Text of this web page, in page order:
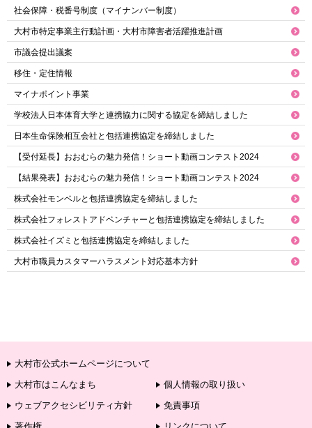
社会保障・税番号制度（マイナンバー制度）
大村市特定事業主行動計画・大村市障害者活躍推進計画
市議会提出議案
移住・定住情報
マイナポイント事業
学校法人日本体育大学と連携協力に関する協定を締結しました
日本生命保険相互会社と包括連携協定を締結しました
【受付延長】おおむらの魅力発信！ショート動画コンテスト2024
【結果発表】おおむらの魅力発信！ショート動画コンテスト2024
株式会社モンベルと包括連携協定を締結しました
株式会社フォレストアドベンチャーと包括連携協定を締結しました
株式会社イズミと包括連携協定を締結しました
大村市職員カスタマーハラスメント対応基本方針
大村市公式ホームページについて
大村市はこんなまち
個人情報の取り扱い
ウェブアクセシビリティ方針
免責事項